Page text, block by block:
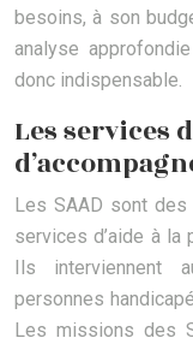
besoins, à son
analyse
donc indispensable.
Les services
Les SAAD sont
services d’aide à la
Ils interviennent
personnes
Les missions des